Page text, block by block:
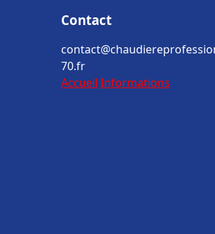
Contact
70.fr
Accueil Informations